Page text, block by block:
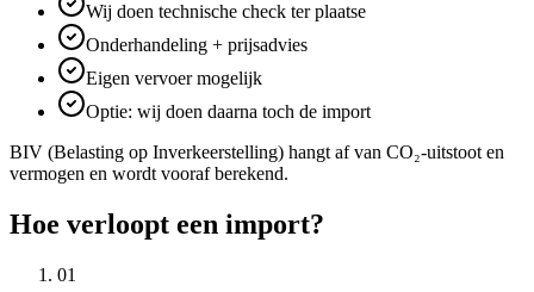
Wij doen technische check ter plaatse
Onderhandeling + prijsadvies
Eigen vervoer mogelijk
Optie: wij doen daarna toch de import
BIV (Belasting op Inverkeerstelling) hangt af van CO₂-uitstoot en
vermogen en wordt vooraf berekend.
Hoe verloopt een import?
01